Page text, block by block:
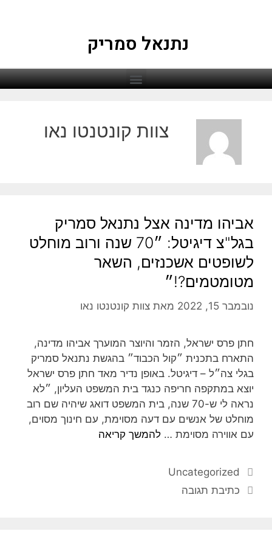
נתנאל סמריק
צוות קונטנטו נאו
אביהו מדינה אצל נתנאל סמריק
בגל"צ דיגיטל: ״70 שנה ורוב מוחלט
לשופטים אשכנזים, השאר
מטומטמים?!״
נובמבר 15, 2022 מאת צוות קונטנטו נאו
חתן פרס ישראל, הזמר והיוצר המוערך אביהו מדינה,
התארח בתכנית ״קול הכבוד״ בהגשת נתנאל סמריק
בגלי צה״ל – דיגיטל. באופן נדיר מאד חתן פרס ישראל
יוצא במתקפה חריפה כנגד בית המשפט העליון, ״לא
נראה לי ש-70 שנה, בית המשפט דואג שיהיה שם רוב
מוחלט של אנשים עם דעה מסוימת, עם חינוך מסוים,
עם אווירה מסוימת … להמשך קריאה
Uncategorized
כתיבת תגובה